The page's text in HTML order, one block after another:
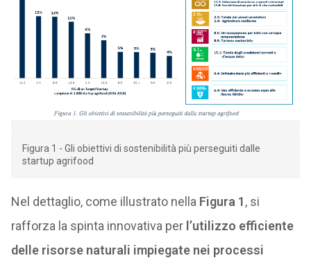
Figura 1 - Gli obiettivi di sostenibilità più perseguiti dalle
startup agrifood
Nel dettaglio, come illustrato nella Figura 1, si
rafforza la spinta innovativa per l’utilizzo efficiente
delle risorse naturali impiegate nei processi